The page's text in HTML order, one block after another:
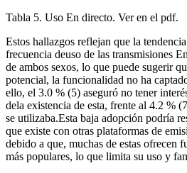
Tabla 5. Uso En directo. Ver en el pdf.
Estos hallazgos reflejan que la
frecuencia deuso de las transmisiones
de ambos sexos, lo que puede sugerir
potencial, la funcionalidad no ha
ello, el 3.0 % (5) aseguró no tener
dela existencia de esta, frente al 4.2 %
se utilizaba.Esta baja adopción podría
que existe con otras plataformas de
debido a que, muchas de estas ofrecen
más populares, lo que limita su uso y